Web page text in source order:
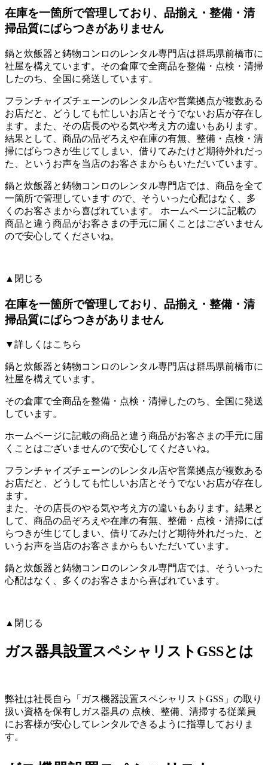
在庫を一箇所で管理しており、品揃え・整備・清
掃品質にばらつきがありません
鍋と炊飯器と鋳物コンロのレンタル専門店は群馬県前橋市に
社屋を構えています。その倉庫で全商品を整備・点検・清掃
したのち、全国に発送しています。
フランチャイズチェーンのレンタル店や営業拠点が複数ある
お店だと、どうしても忙しいお店とそうでないお店が存在し
ます。また、その店長のやる気や考え方の違いもあります。
結果として、商品の品ぞろえや在庫の有無、整備・点検・清
掃にばらつきが生じてしまい、借りてみたけど期待外れだっ
た、というお声を当店のお客さまからもいただいています。
鍋と炊飯器と鋳物コンロのレンタル専門店では、 商品を全て
一箇所で管理しています ので、そういった心配はなく、多
くのお客さまから喜ばれています。
ホームページに記載の
商品と違う商品がお客さまの手元に届くことはございません
ので安心してくださいね。
▲閉じる
在庫を一箇所で管理しており、品揃え・整備・清
掃品質にばらつきがありません
▼詳しくはこちら
鍋と炊飯器と鋳物コンロのレンタル専門店は群馬県前橋市に
社屋を構えています。
その倉庫で全商品を整備・点検・清掃したのち、全国に発送
しています。
ホームページに記載の商品と違う商品がお客さまの手元に届
くことはございませんので安心してくださいね。
フランチャイズチェーンのレンタル店や営業拠点が複数ある
お店だと、どうしても忙しいお店とそうでないお店が存在し
ます。
また、その店長のやる気や考え方の違いもあります。結果と
して、商品の品ぞろえや在庫の有無、整備・点検・清掃にば
らつきが生じてしまい、借りてみたけど期待外れだった、と
いうお声を当店のお客さまからもいただいています。
鍋と炊飯器と鋳物コンロのレンタル専門店では、そういった
心配はなく、多くのお客さまから喜ばれています。
▲閉じる
ガス器具設置スペシャリストGSSとは
弊社は社長自ら「ガス機器設置スペシャリストGSS」の取り
扱い資格を保有しガス器具の 点検、整備、清掃する従業員
にお客様が安心してレンタルできるように指導しておりま
す。